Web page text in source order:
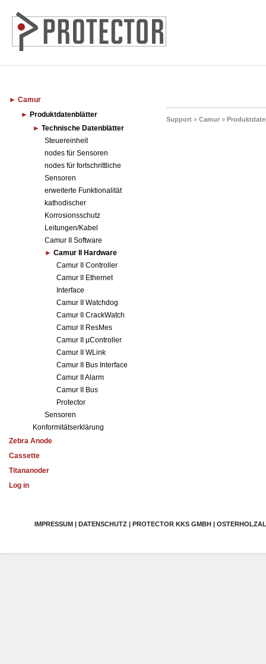
Camur
Produktdatenblätter
Technische Datenblätter
Steuereinheit
nodes für Sensoren
nodes für fortschrittliche
Sensoren
erweiterte Funktionalität
kathodischer
Korrosionsschutz
Leitungen/Kabel
Camur II Software
Camur II Hardware
Camur II Controller
Camur II Ethernet
Interface
Camur II Watchdog
Camur II CrackWatch
Camur II ResMes
Camur II µController
Camur II WLink
Camur II Bus Interface
Camur II Alarm
Camur II Bus
Protector
Sensoren
Konformitätserklärung
Zebra Anode
Cassette
Titananoder
Log in
Support » Camur »
IMPRESSUM | DATENSCHUTZ | PROTECTOR KKS GMBH |